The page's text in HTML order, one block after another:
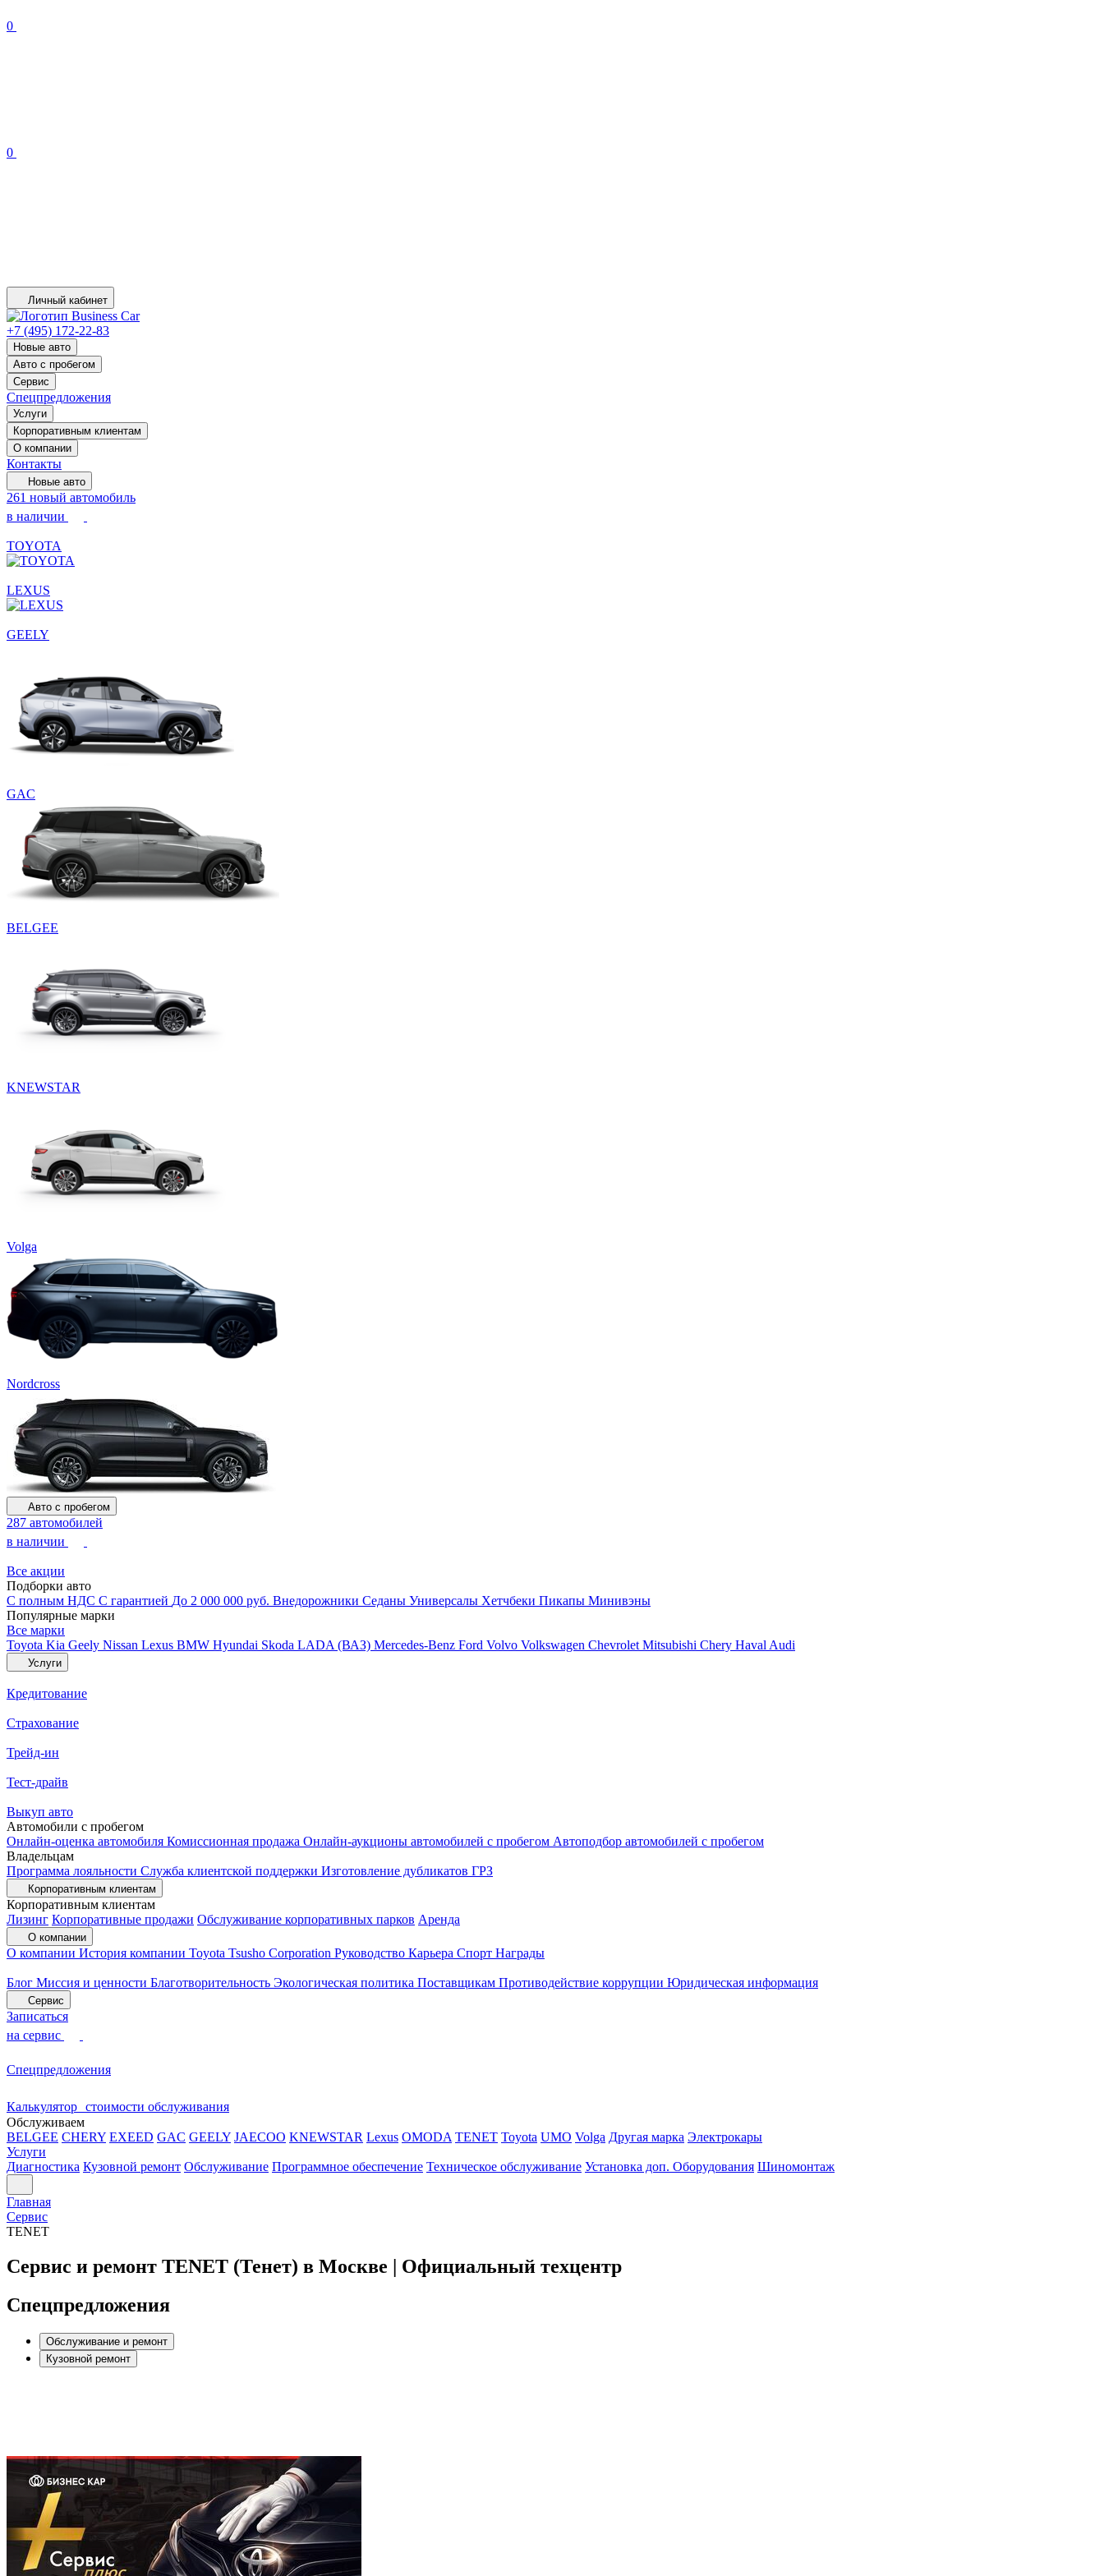
0
0
Личный кабинет
+7 (495) 172-22-83
Новые авто
Авто с пробегом
Сервис
Спецпредложения
Услуги
Корпоративным клиентам
О компании
Контакты
Новые авто
261 новый автомобиль
в наличии
TOYOTA
LEXUS
GEELY
GAC
BELGEE
KNEWSTAR
Volga
Nordcross
Авто с пробегом
287 автомобилей
в наличии
Все акции
Подборки авто
С полным НДС С гарантией До 2 000 000 руб. Внедорожники Седаны Универсалы Хетчбеки Пикапы Минивэны
Популярные марки
Все марки
Toyota Kia Geely Nissan Lexus BMW Hyundai Skoda LADA (ВАЗ) Mercedes-Benz Ford Volvo Volkswagen Chevrolet Mitsubishi Chery Haval Audi
Услуги
Кредитование
Страхование
Трейд-ин
Тест-драйв
Выкуп авто
Автомобили с пробегом
Онлайн-оценка автомобиля Комиссионная продажа Онлайн-аукционы автомобилей с пробегом Автоподбор автомобилей с пробегом
Владельцам
Программа лояльности Служба клиентской поддержки Изготовление дубликатов ГРЗ
Корпоративным клиентам
Корпоративным клиентам
Лизинг Корпоративные продажи Обслуживание корпоративных парков Аренда
О компании
О компании История компании Toyota Tsusho Corporation Руководство Карьера Спорт Награды
Блог Миссия и ценности Благотворительность Экологическая политика Поставщикам Противодействие коррупции Юридическая информация
Сервис
Записаться
на сервис
Спецпредложения
Калькулятор стоимости обслуживания
Обслуживаем
BELGEE CHERY EXEED GAC GEELY JAECOO KNEWSTAR Lexus OMODA TENET Toyota UMO Volga Другая марка Электрокары
Услуги
Диагностика Кузовной ремонт Обслуживание Программное обеспечение Техническое обслуживание Установка доп. Оборудования Шиномонтаж
Главная
Сервис
TENET
Сервис и ремонт TENET (Тенет) в Москве | Официальный техцентр
Спецпредложения
Обслуживание и ремонт
Кузовной ремонт